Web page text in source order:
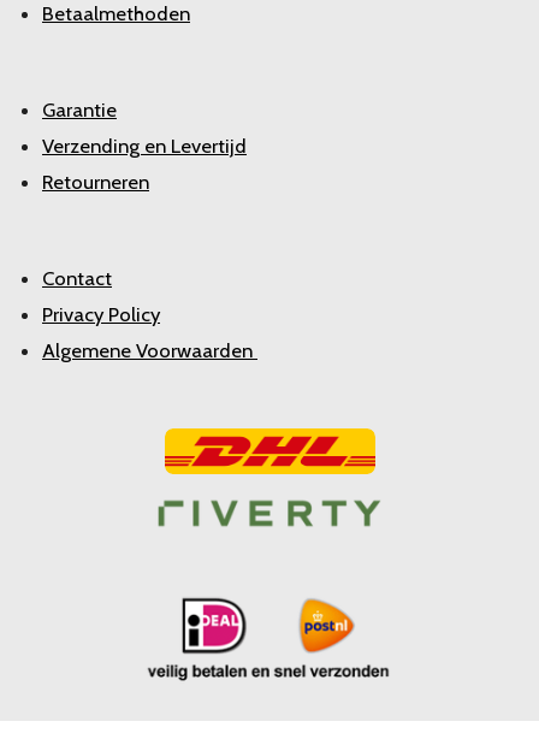
Betaalmethoden
Garantie
Verzending en Levertijd
Retourneren
Contact
Privacy Policy
Algemene Voorwaarden